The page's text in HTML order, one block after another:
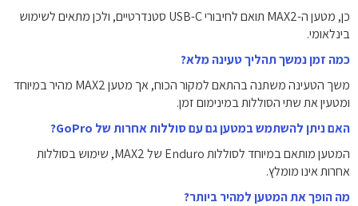
כן, מטען ה-MAX2 תואם לחיבורי USB-C סטנדרטיים, ולכן מתאים לשימוש
בינלאומי.
כמה זמן נמשך תהליך טעינה מלא?
משך הטעינה משתנה בהתאם למקור הכוח, אך מטען MAX2 מהיר במיוחד
ומטעין את שתי הסוללות במינימום זמן.
האם ניתן להשתמש במטען גם עם סוללות אחרות של GoPro?
המטען מותאם במיוחד לסוללות Enduro של MAX2, שימוש בסוללות
אחרות אינו מומלץ.
מה הופך את המטען למהיר ביותר?